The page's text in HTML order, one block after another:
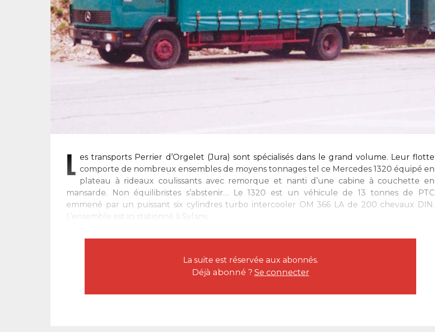
L es transports Perrier d’Orgelet (Jura) sont spécialisés dans le grand volume. Leur flotte
comporte de nombreux ensembles de moyens tonnages tel ce Mercedes 1320 équipé en
plateau à rideaux coulissants avec remorque et nanti d’une cabine à couchette en
mansarde. Non équilibristes s’abstenir… Le 1320 est un véhicule de 13 tonnes de PTC
emmené par un puissant six cylindres turbo intercooler OM 366 LA de 200 chevaux DIN.
L’ensemble est ici stationné à Sylans...
La suite est réservée aux abonnés.
Déjà abonné ? Se connecter